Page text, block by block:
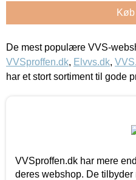
De mest populære VVS-
VVSproffen.dk, Elvvs.dk,
har et stort sortiment til gode
VVSproffen.dk har mere
deres webshop. De tilbyder